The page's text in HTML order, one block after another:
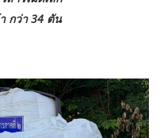
กว่า 34 ตัน